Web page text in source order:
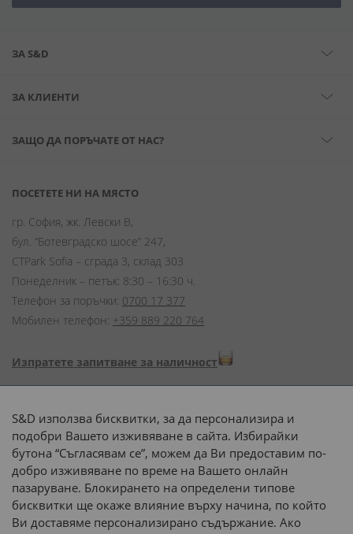
ЗА S&D
ЗА КЛИЕНТИ
ЗАЩО ДА ПОРЪЧАТЕ ОТ НАС?
ПОСЕТЕТЕ НИ НА МЯСТО
гр. София, жк. Левски В,
бул. “Ботевградско шосе” 247,
CTPark Sofia – сграда 3, склад 303
Понеделник – петък: 8:30 – 16:30 ч.
Телефон за поръчки: 0700 17 377
Мобилен телефон: +359 889 220 764
Изпратете запитване за наличност
Начини на плащане:
Доставка до адрес с:
или
наш транспорт
S&D използва бисквитки, за да персонализира и
подобри Вашето изживяване в сайта. Избирайки
бутона “Съгласявам се”, можем да Ви предоставим по-
добро изживяване по време на Вашето онлайн
пазаруване. Блокирането на определени типове
бисквитки ще окаже влияние върху начина, по който
Ви доставяме персонализирано съдържание. Ако